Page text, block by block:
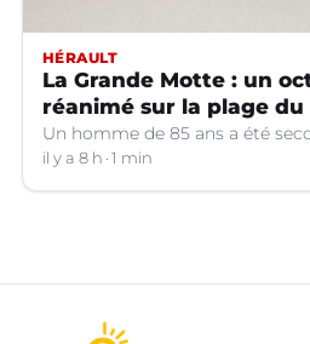
HÉRAULT
La Grande Motte : un
réanimé sur la plage du
Un homme de 85 ans a été
il y a 8 h 1 min